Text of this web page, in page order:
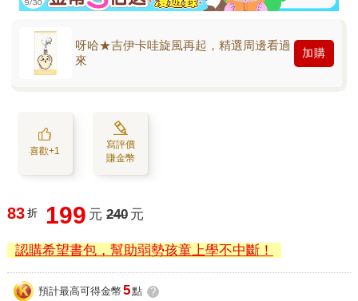
呀哈★吉伊卡哇旋風再起，精選周邊看過
來
加購
喜歡+1
寫評價
賺金幣
83 折 199 元 240 元
認購希望書包，幫助弱勢孩童上學不中斷！
預計最高可得金幣 5點 ?